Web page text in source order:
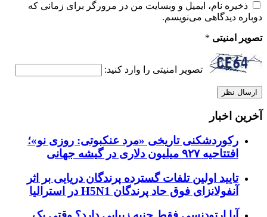
ذخیره نام، ایمیل و وبسایت من در مرورگر برای زمانی که
دوباره دیدگاهی می‌نویسم.
تصویر امنیتی *
تصویر امنیتی را وارد کنید:
آخرین اخبار
رکوردشکنی تاریخی «مرد عنکبوتی: روزی نو»؛
افتتاحیه ۹۲۷ میلیون دلاری در گیشه جهانی
تایید اولین تلفات گسترده پرندگان دریایی بر اثر
آنفولانزای فوق حاد پرندگان H5N1 در استرالیا